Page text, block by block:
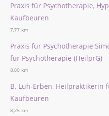
Praxis für Psychotherapie,
Kaufbeuren
7,77 km
Praxis für Psychotherapie
für Psychotherapie (HeilprG)
8,00 km
B. Luh-Erben, Heilpraktikerin
Kaufbeuren
8,25 km